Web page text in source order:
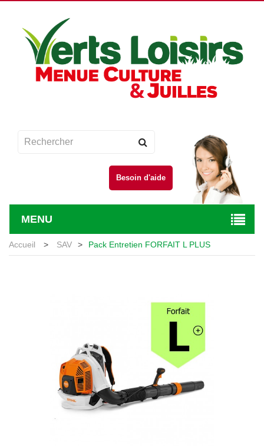
Besoin d'aide
MENU
Accueil > SAV > Pack Entretien FORFAIT L PLUS